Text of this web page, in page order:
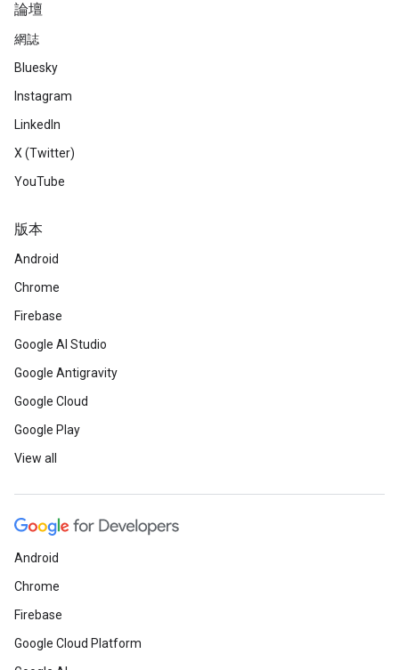
論壇
網誌
Bluesky
Instagram
LinkedIn
X (Twitter)
YouTube
版本
Android
Chrome
Firebase
Google AI Studio
Google Antigravity
Google Cloud
Google Play
View all
Android
Chrome
Firebase
Google Cloud Platform